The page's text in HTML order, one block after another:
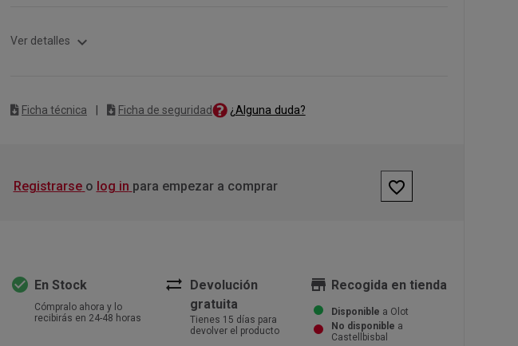
Ver detalles expand_more
Ficha técnica | Ficha de seguridad ¿Alguna duda?
Registrarse o log in para empezar a comprar favorite_border
check_circle En Stock
Cómpralo ahora y lo
recibirás en 24-48 horas
sync_alt Devolución
gratuita
Tienes 15 días para
devolver el producto
store Recogida en tienda
Disponible a Olot
No disponible a
Castellbisbal